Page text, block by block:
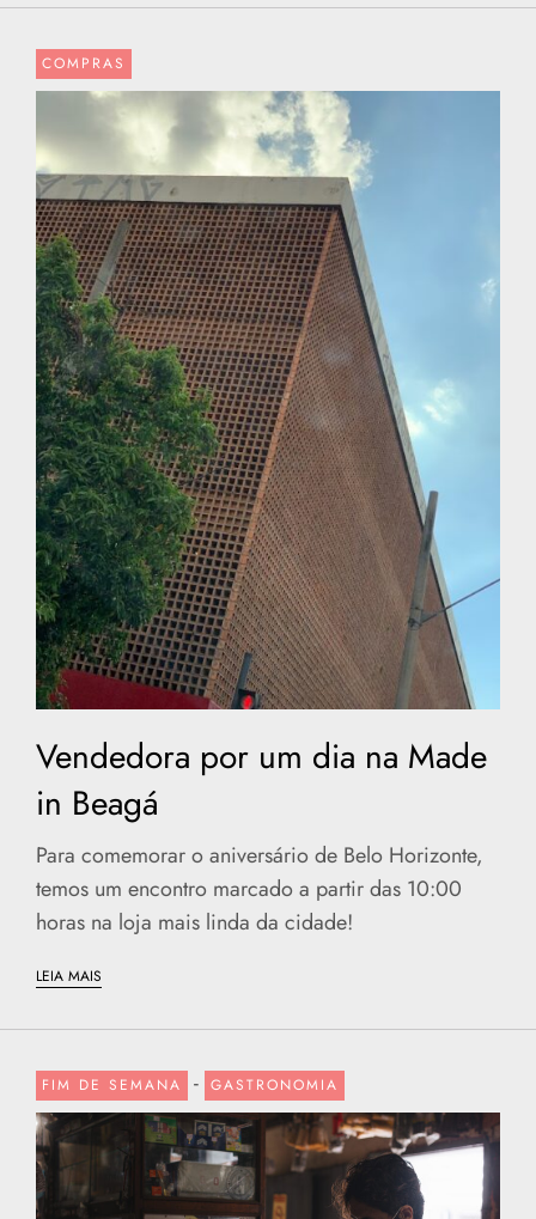
COMPRAS
Vendedora por um dia na Made
in Beagá
Para comemorar o aniversário de Belo Horizonte,
temos um encontro marcado a partir das 10:00
horas na loja mais linda da cidade!
LEIA MAIS
FIM DE SEMANA - GASTRONOMIA